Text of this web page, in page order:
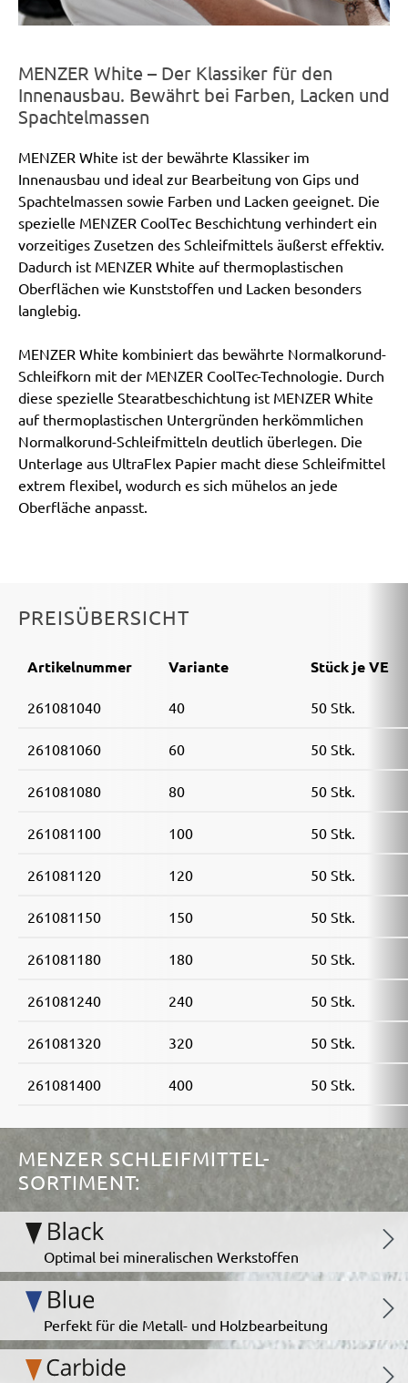
MENZER White – Der Klassiker für den
Innenausbau. Bewährt bei Farben, Lacken und
Spachtelmassen
MENZER White ist der bewährte Klassiker im
Innenausbau und ideal zur Bearbeitung von Gips und
Spachtelmassen sowie Farben und Lacken geeignet. Die
spezielle MENZER CoolTec Beschichtung verhindert ein
vorzeitiges Zusetzen des Schleifmittels äußerst effektiv.
Dadurch ist MENZER White auf thermoplastischen
Oberflächen wie Kunststoffen und Lacken besonders
langlebig.
MENZER White kombiniert das bewährte Normalkorund-
Schleifkorn mit der MENZER CoolTec-Technologie. Durch
diese spezielle Stearatbeschichtung ist MENZER White
auf thermoplastischen Untergründen herkömmlichen
Normalkorund-Schleifmitteln deutlich überlegen. Die
Unterlage aus UltraFlex Papier macht diese Schleifmittel
extrem flexibel, wodurch es sich mühelos an jede
Oberfläche anpasst.
PREISÜBERSICHT
Artikelnummer Variante Stück je VE
261081040 40 50 Stk.
261081060 60 50 Stk.
261081080 80 50 Stk.
261081100 100 50 Stk.
261081120 120 50 Stk.
261081150 150 50 Stk.
261081180 180 50 Stk.
261081240 240 50 Stk.
261081320 320 50 Stk.
261081400 400 50 Stk.
MENZER SCHLEIFMITTEL-
SORTIMENT:
Optimal bei mineralischen Werkstoffen
Perfekt für die Metall- und Holzbearbeitung